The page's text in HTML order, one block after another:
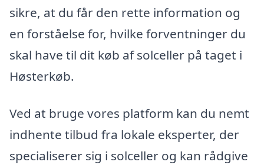
sikre, at du får den rette information og
en forståelse for, hvilke forventninger du
skal have til dit køb af solceller på taget i
Høsterkøb.
Ved at bruge vores platform kan du nemt
indhente tilbud fra lokale eksperter, der
specialiserer sig i solceller og kan rådgive